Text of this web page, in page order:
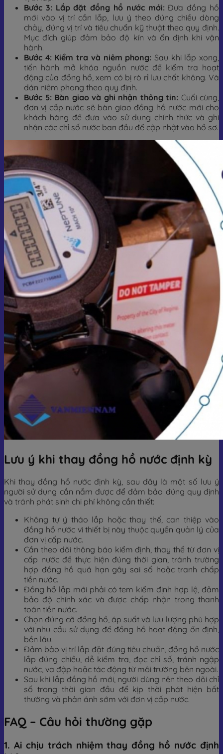
Bước 3: Lắp đặt đồng hồ nước mới:Đưa đồng hồ
mới vào vị trí cần lắp, lưu ý theo đúng chiều dòng
chảy, đúng vị trí và tiêu chuẩn kỹ thuật theo quy định.
Mục đích giúp đảm bảo độ kín và ổn định khi vận
hành.
Bước 4: Kiểm tra và niêm phong: Sau khi lắp xong,
tiến hành mở khóa nguồn nước để kiểm tra hoạt
động của đồng hồ, xem có bị rò rỉ lưu chất không. Và
dán niêm phong theo quy định.
Bước 5: Bàn giao và ghi nhận thông tin: Cuối cùng,
đơn vị cấp nước sẽ bàn giao đồng hồ nước mới cho
khách hàng để đưa vào sử dụng chính thức và ghi
nhận các chỉ số nước ban đầu để cập nhật vào hồ sơ.
Lưu ý khi thay đồng hồ nước định kỳ
Khi thay đồng hồ nước định kỳ, sau đây là một số lưu ý
người sử dụng cần nắm được để đảm bảo đúng quy định
và tránh phát sinh chi phí không cần thiết:
Không tự ý tháo lắp hoặc thay thế, can thiệp vào
đồng hồ nước vì thiết bị này thuộc quyền quản lý của
đơn vị cấp nước.
Cần theo dõi thông báo kiểm định, thay thế từ đơn vị
cấp nước để thực hiện đúng thời gian, tránh trường
hợp đồng hồ quá hạn gây sai số hoặc tranh chấp
tiền nước.
Đồng hồ lắp mới phải có tem kiểm định hợp lệ, đảm
bảo độ chính xác và được chấp nhận trong thanh
toán tiền nước.
Chọn đúng cỡ đồng hồ, áp suất và lưu lượng phù hợp
với nhu cầu sử dụng để đồng hồ hoạt động ổn định,
bền lâu.
Đảm bảo vị trí lắp đặt đúng tiêu chuẩn, đồng hồ nước
lắp đúng chiều, dễ kiểm tra, đọc chỉ số, tránh ngập
nước, va đập hoặc tác động từ môi trường bên ngoài.
Sau khi lắp đồng hồ mới, người dùng nên theo dõi chỉ
số trong thời gian đầu để kịp thời phát hiện bất
thường và phản ánh sớm với đơn vị cấp nước.
FAQ – Câu hỏi thường gặp
1. Ai chịu trách nhiệm thay đồng hồ nước định